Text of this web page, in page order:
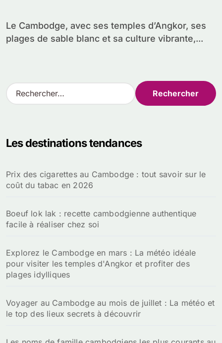
Le Cambodge, avec ses temples d’Angkor, ses
plages de sable blanc et sa culture vibrante,...
R
e
r
e
r
Les destinations tendances
Prix des cigarettes au Cambodge : tout savoir sur le
coût du tabac en 2026
Boeuf lok lak : recette cambodgienne authentique
facile à réaliser chez soi
Explorez le Cambodge en mars : La météo idéale
pour visiter les temples d'Angkor et profiter des
plages idylliques
Voyager au Cambodge au mois de juillet : La météo et
le top des lieux secrets à découvrir